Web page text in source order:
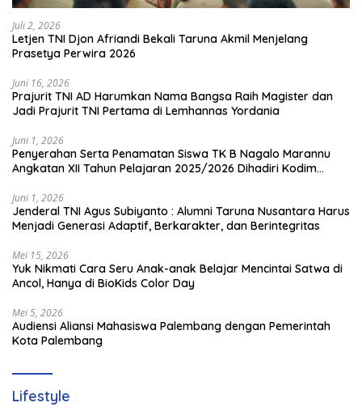
Juli 2, 2026
Letjen TNI Djon Afriandi Bekali Taruna Akmil Menjelang
Prasetya Perwira 2026
Juni 16, 2026
Prajurit TNI AD Harumkan Nama Bangsa Raih Magister dan
Jadi Prajurit TNI Pertama di Lemhannas Yordania
Juni 1, 2026
Penyerahan Serta Penamatan Siswa TK B Nagalo Marannu
Angkatan XII Tahun Pelajaran 2025/2026 Dihadiri Kodim
Juni 1, 2026
Jenderal TNI Agus Subiyanto : Alumni Taruna Nusantara Harus
Menjadi Generasi Adaptif, Berkarakter, dan Berintegritas
Mei 15, 2026
Yuk Nikmati Cara Seru Anak-anak Belajar Mencintai Satwa di
Ancol, Hanya di BioKids Color Day
Mei 5, 2026
Audiensi Aliansi Mahasiswa Palembang dengan Pemerintah
Kota Palembang
Lifestyle